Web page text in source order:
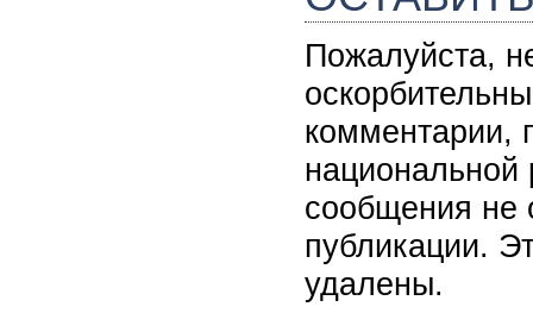
Пожалуйста,
комментарии,
национальной
сообщения не
публикации.
удалены.